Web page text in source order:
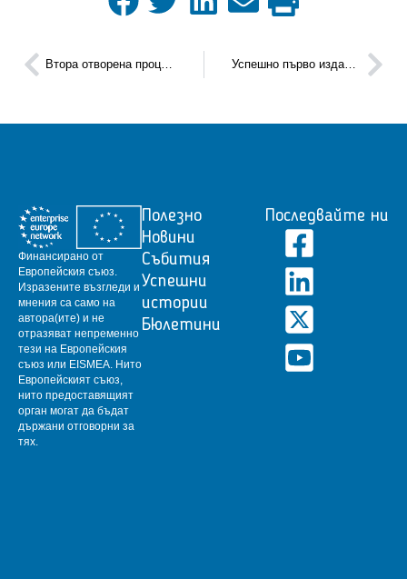
Успешно първо издание на Академия „Иновации в агробизнеса“
Финансирано от
Европейския съюз.
Изразените възгледи и
мнения са само на
автора(ите) и не
отразяват непременно
тези на Европейския
съюз или EISMEA. Нито
Европейският съюз,
нито предоставящият
орган могат да бъдат
държани отговорни за
тях.
Полезно
Новини
Събития
Успешни
истории
Бюлетини
Последвайте ни